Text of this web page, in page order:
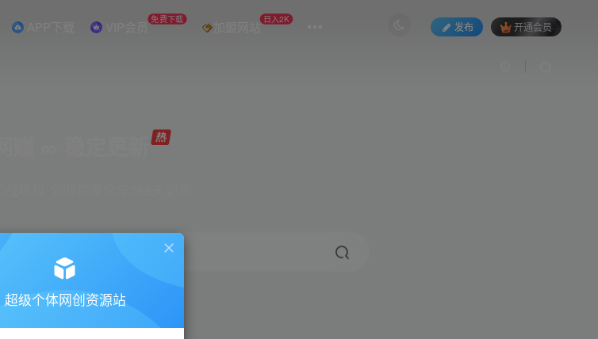
APP下载 VIP会员 免费下载 加盟网站 日入2K
发布 开通会员
引流 短视频 小红书
超级个体网创资源站